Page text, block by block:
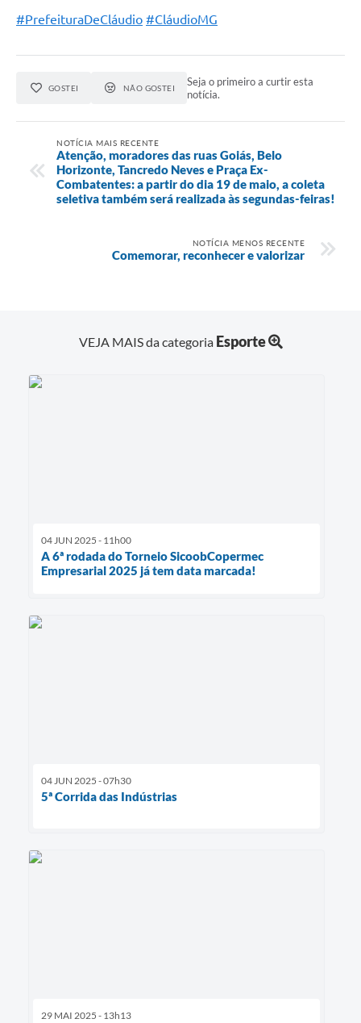
#PrefeituraDeCláudio #CláudioMG
GOSTEI NÃO GOSTEI
Seja o primeiro a curtir esta
notícia.
NOTÍCIA MAIS RECENTE
Atenção, moradores das ruas Goiás, Belo
Horizonte, Tancredo Neves e Praça Ex-
Combatentes: a partir do dia 19 de maio, a coleta
seletiva também será realizada às segundas-feiras!
NOTÍCIA MENOS RECENTE
Comemorar, reconhecer e valorizar
VEJA MAIS da categoria Esporte
04 JUN 2025 - 11h00
A 6ª rodada do Torneio SicoobCopermec
Empresarial 2025 já tem data marcada!
04 JUN 2025 - 07h30
5ª Corrida das Indústrias
29 MAI 2025 - 13h13